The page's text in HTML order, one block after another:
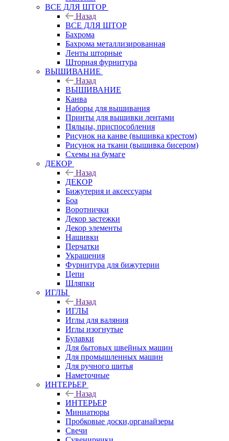
ВСЕ ДЛЯ ШТОР
Назад
ВСЕ ДЛЯ ШТОР
Бахрома
Бахрома металлизированная
Ленты шторные
Шторная фурнитура
ВЫШИВАНИЕ
Назад
ВЫШИВАНИЕ
Канва
Наборы для вышивания
Принты для вышивки лентами
Пяльцы, приспособления
Рисунок на канве (вышивка крестом)
Рисунок на ткани (вышивка бисером)
Схемы на бумаге
ДЕКОР
Назад
ДЕКОР
Бижутерия и аксессуары
Боа
Воротнички
Декор застежки
Декор элементы
Нашивки
Перчатки
Украшения
Фурнитура для бижутерии
Цепи
Шляпки
ИГЛЫ
Назад
ИГЛЫ
Иглы для валяния
Иглы изогнутые
Булавки
Для бытовых швейных машин
Для промышленных машин
Для ручного шитья
Наметочные
ИНТЕРЬЕР
Назад
ИНТЕРЬЕР
Миниатюры
Пробковые доски,органайзеры
Свечи